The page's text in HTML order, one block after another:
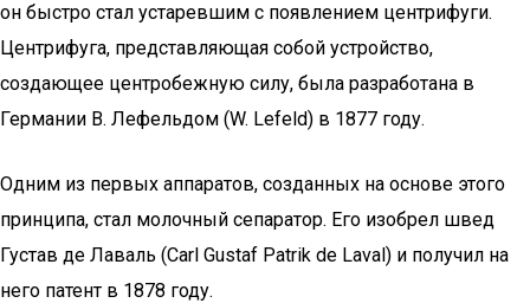
он быстро стал устаревшим с появлением центрифуги.
Центрифуга, представляющая собой устройство,
создающее центробежную силу, была разработана в
Германии В. Лефельдом (W. Lefeld) в 1877 году.
Одним из первых аппаратов, созданных на основе этого
принципа, стал молочный сепаратор. Его изобрел швед
Густав де Лаваль (Carl Gustaf Patrik de Laval) и получил на
него патент в 1878 году.